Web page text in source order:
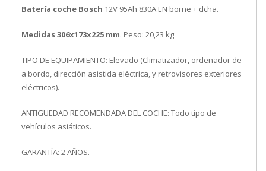
Batería coche Bosch 12V 95Ah 830A EN borne + dcha.
Medidas 306x173x225 mm. Peso: 20,23 kg
TIPO DE EQUIPAMIENTO: Elevado (Climatizador, ordenador de
a bordo, dirección asistida eléctrica, y retrovisores exteriores
eléctricos).
ANTIGÜEDAD RECOMENDADA DEL COCHE: Todo tipo de
vehículos asiáticos.
GARANTÍA: 2 AÑOS.